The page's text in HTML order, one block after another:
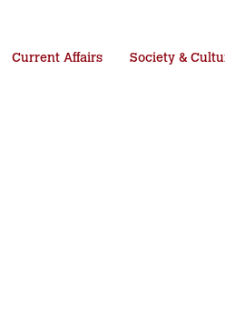
Current Affairs Society &